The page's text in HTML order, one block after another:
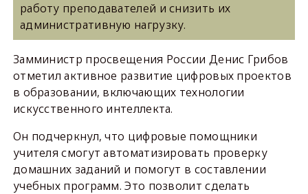
работу преподавателей и снизить их
административную нагрузку.
Замминистр просвещения России Денис Грибов
отметил активное развитие цифровых проектов
в образовании, включающих технологии
искусственного интеллекта.
Он подчеркнул, что цифровые помощники
учителя смогут автоматизировать проверку
домашних заданий и помогут в составлении
учебных программ. Это позволит сделать